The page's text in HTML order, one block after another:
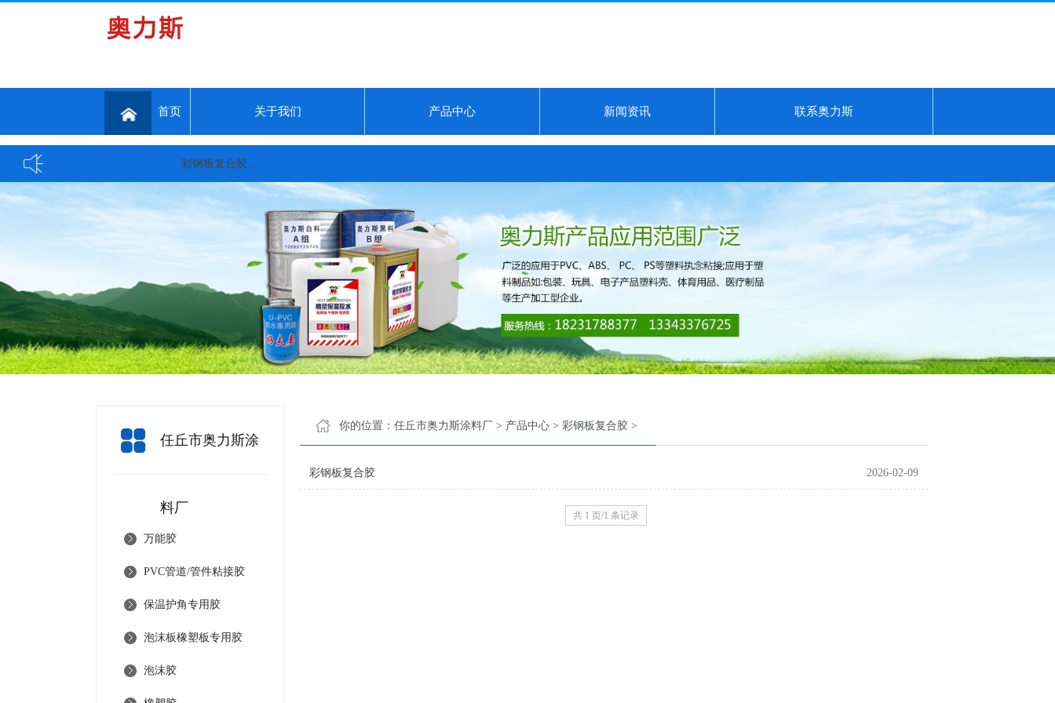
首页 关于我们 产品中心 新闻资讯 联系奥力斯
彩钢板复合胶...
任丘市奥力斯涂
料厂
万能胶
PVC管道/管件粘接胶
保温护角专用胶
泡沫板橡塑板专用胶
泡沫胶
你的位置： 任丘市奥力斯涂料厂 > 产品中心 > 彩钢板复合胶 >
彩钢板复合胶 2026-02-09
共 1 页/1 条记录